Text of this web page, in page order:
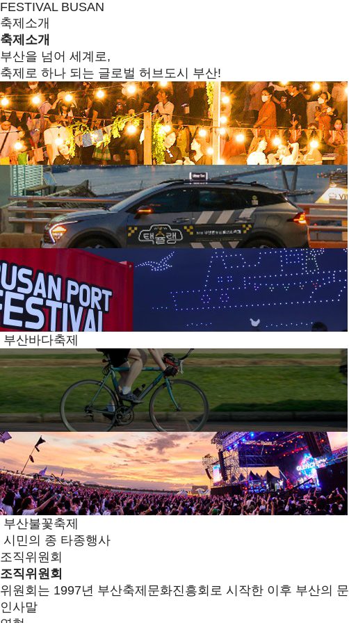
FESTIVAL BUSAN
축제소개
축제소개
부산을 넘어 세계로,
축제로 하나 되는 글로벌 허브도시 부산!
부산바다축제
부산불꽃축제
시민의 종 타종행사
조직위원회
조직위원회
위원회는 1997년 부산축제문화진흥회로 시작한 이후 부산의
인사말